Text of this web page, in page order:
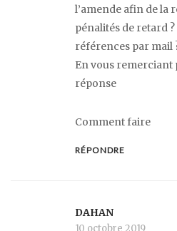
l’amende afin de la
pénalités de retard
références par mail
En vous remerciant
réponse
Comment faire
RÉPONDRE
DAHAN